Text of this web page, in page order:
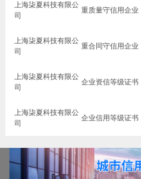
上海柒夏科技有限公
司
重质量守信用企业
上海柒夏科技有限公
司
重合同守信用企业
上海柒夏科技有限公
司
企业资信等级证书
上海柒夏科技有限公
司
企业信用等级证书